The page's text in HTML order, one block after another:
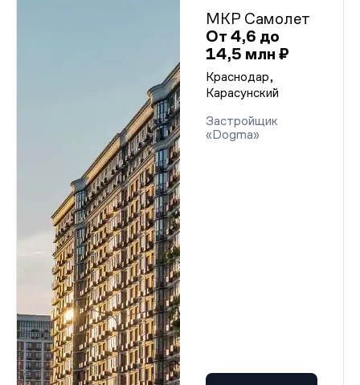
МКР Самолет
От 4,6 до
14,5 млн ₽
Краснодар,
Карасунский
Застройщик
«Dogma»